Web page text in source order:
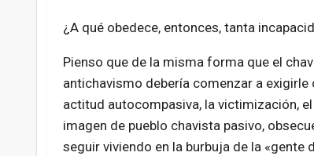
¿A qué obedece, entonces, tanta
Pienso que de la misma forma que el
antichavismo debería comenzar a
actitud autocompasiva, la victimización,
imagen de pueblo chavista pasivo,
seguir viviendo en la burbuja de la